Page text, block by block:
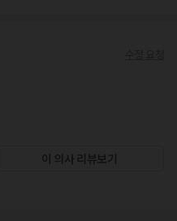
이 의사 리뷰보기